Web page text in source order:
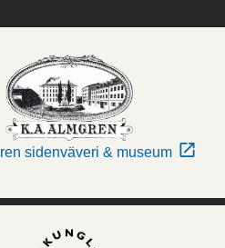
sidenväveri & museum